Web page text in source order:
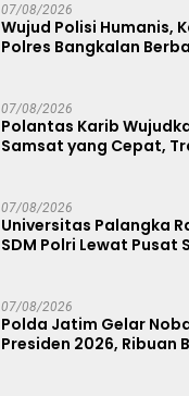
07/08/2026
Wujud Polisi Humanis, Kasatlantas
Polres Bangkalan
07/08/2026
Polantas Karib
Samsat yang Cepat,
07/08/2026
Universitas Palangka
SDM Polri Lewat Pusat
07/08/2026
Polda Jatim Gelar
Presiden 2026, Ribuan